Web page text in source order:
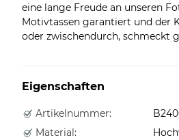
eine lange Freude an unseren
Motivtassen garantiert und der
oder zwischendurch, schmeckt
Eigenschaften
Artikelnummer:
Material: